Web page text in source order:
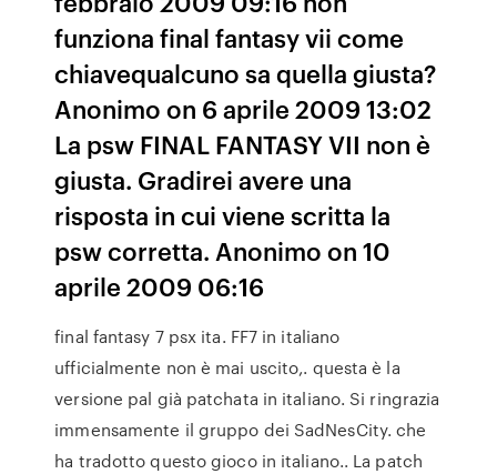
funziona final fantasy vii come
chiavequalcuno sa quella giusta?
Anonimo on 6 aprile 2009 13:02
La psw FINAL FANTASY VII non è
giusta. Gradirei avere una
risposta in cui viene scritta la
psw corretta. Anonimo on 10
aprile 2009 06:16
final fantasy 7 psx ita. FF7 in italiano
ufficialmente non è mai uscito,. questa è la
versione pal già patchata in italiano. Si ringrazia
immensamente il gruppo dei SadNesCity. che
ha tradotto questo gioco in italiano.. La patch